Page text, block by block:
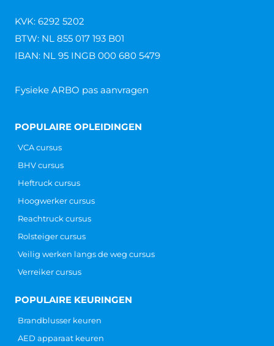
KVK: 6292 5202
BTW: NL 855 017 193 B01
IBAN: NL 95 INGB 000 680 5479
Fysieke ARBO pas aanvragen
POPULAIRE OPLEIDINGEN
VCA cursus
BHV cursus
Heftruck cursus
Hoogwerker cursus
Reachtruck cursus
Rolsteiger cursus
Veilig werken langs de weg cursus
Verreiker cursus
POPULAIRE KEURINGEN
Brandblusser keuren
AED apparaat keuren